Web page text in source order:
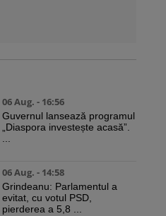
06 Aug. - 16:56
Guvernul lansează programul
„Diaspora investește acasă”.
06 Aug. - 14:58
Grindeanu: Parlamentul a
evitat, cu votul PSD,
pierderea a 5,8 ...